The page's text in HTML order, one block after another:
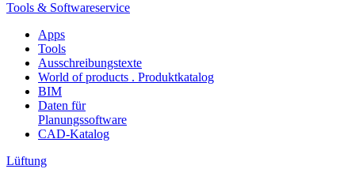
Tools & Softwareservice
Apps
Tools
Ausschreibungstexte
World of products . Produktkatalog
BIM
Daten für
Planungssoftware
CAD-Katalog
Lüftung